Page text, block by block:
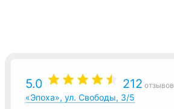
5.0 212 отзывов
«Эпоха», ул. Свободы, 3/5